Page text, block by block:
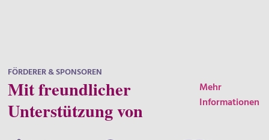
FÖRDERER & SPONSOREN
Mit freundlicher
Unterstützung von
Mehr
Informationen